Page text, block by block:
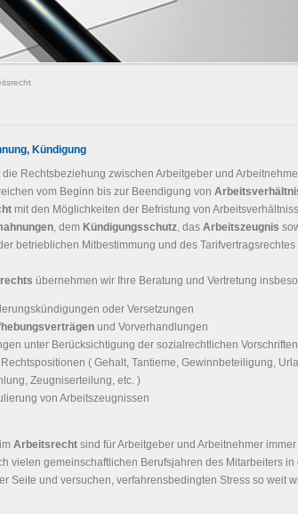
Kündigung
die Rechtsbeziehung zwischen Arbeitgeber und
vom Beginn bis zur Beendigung von
mit den Möglichkeiten der Befristung von
, dem Kündigungsschutz, das Arbeitszeugnis
betrieblichen Mitbestimmung und des
übernehmen wir Ihre Beratung und Vertretung
oder Versetzungen
und Vorverhandlungen
unter Berücksichtigung der sozialrechtlichen Vorschriften
( Gehalt, Tantieme, Gewinnbeteiligung,
Zeugniserteilung, etc. )
von Arbeitszeugnissen
Arbeitsrecht sind für Arbeitgeber und Arbeitnehmer
vielen gemeinschaftlichen Berufsjahren des Mitarbeiters
Seite und versuchen, verfahrensbedingten Stress so weit